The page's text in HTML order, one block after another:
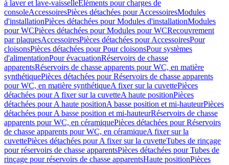
à laver et lave-vaisselleEléments pour charges de
consoleAccessoiresPièces détachées pour AccessoiresModules
d'installationPièces détachées pour Modules d'installationModules
pour WCPièces détachées pour Modules pour WCRecouvrement
par plaquesAccessoiresPièces détachées pour AccessoiresPour
cloisonsPièces détachées pour Pour cloisonsPour systèmes
d'alimentationPour évacuationRéservoirs de chasse
apparentsRéservoirs de chasse apparents pour WC, en matière
synthétiquePièces détachées pour Réservoirs de chasse apparents
pour WC, en matière synthétiqueA fixer sur la cuvettePièces
détachées pour A fixer sur la cuvetteA haute positionPièces
détachées pour A haute positionA basse position et mi-hauteurPièces
détachées pour A basse position et mi-hauteurRéservoirs de chasse
apparents pour WC, en céramiquePièces détachées pour Réservoirs
de chasse apparents pour WC, en céramiqueA fixer sur la
cuvettePièces détachées pour A fixer sur la cuvetteTubes de rinçage
pour réservoirs de chasse apparentsPièces détachées pour Tubes de
rinçage pour réservoirs de chasse apparentsHaute positionPièces